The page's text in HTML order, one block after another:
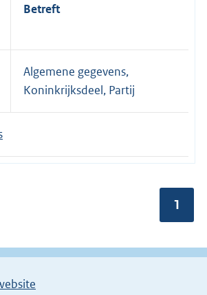
Betreft
Algemene gegevens,
Koninkrijksdeel, Partij
1